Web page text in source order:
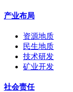
产业布局
资源地质
民生地质
技术研发
矿业开发
社会责任